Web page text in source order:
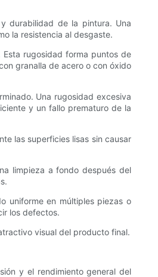
durabilidad de la pintura. Una
la resistencia al desgaste.
rugosidad forma puntos de
granalla de acero o con óxido
Una rugosidad excesiva
y un fallo prematuro de la
las superficies lisas sin causar
limpieza a fondo después del
uniforme en múltiples piezas o
los defectos.
visual del producto final.
y el rendimiento general del